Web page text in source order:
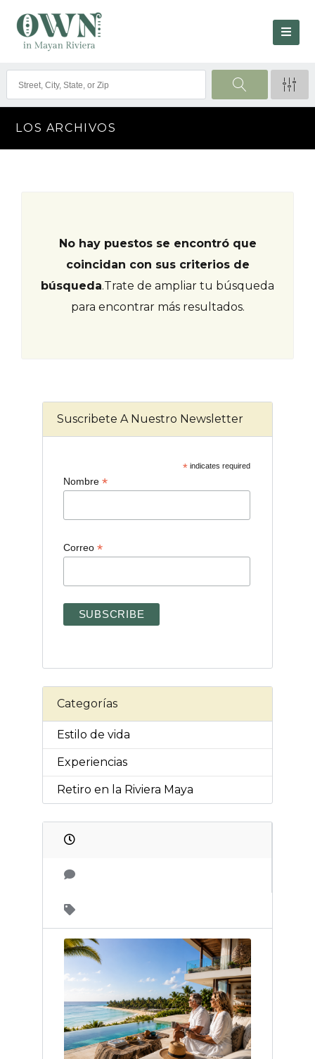
LOS ARCHIVOS
No hay puestos se encontró que
coincidan con sus criterios de
búsqueda.Trate de ampliar tu búsqueda
para encontrar más resultados.
Suscribete A Nuestro Newsletter
*indicates required
Nombre *
Correo *
Categorías
Estilo de vida
Experiencias
Retiro en la Riviera Maya